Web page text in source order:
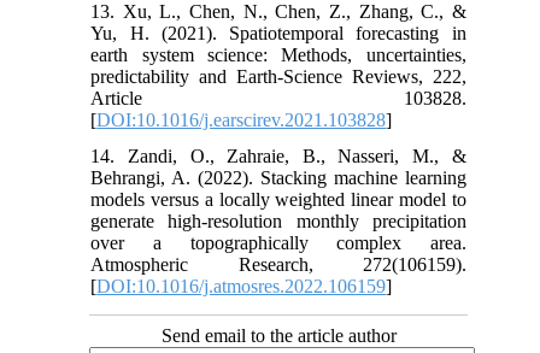
13. Xu, L., Chen, N., Chen, Z., Zhang, C., &
Yu, H. (2021). Spatiotemporal forecasting in
earth system science: Methods, uncertainties,
predictability and Earth-Science Reviews, 222,
Article 103828.
[DOI:10.1016/j.earscirev.2021.103828]
14. Zandi, O., Zahraie, B., Nasseri, M., &
Behrangi, A. (2022). Stacking machine learning
models versus a locally weighted linear model to
generate high-resolution monthly precipitation
over a topographically complex area.
Atmospheric Research, 272(106159).
[DOI:10.1016/j.atmosres.2022.106159]
Send email to the article author